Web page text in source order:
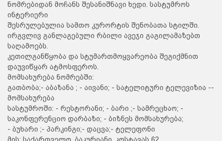
ნომრებიდან მოჩანს შესანიშნავი ხედი. სასტუმროს
ინტერიერი
შესრულებულია სამთო კურორტის შენობათა სტილში.
ირგვლივ განლაგებული რბილი ავეჯი გაგილამაზებთ
საღამოებს.
კეთილგანწყობა და სტუმართმოყვარეობა შეგიქმნით
დაუვიწყარ ატმოსფეროს.
მომსახურება ნომრებში:
გათბობა;- აბაზანა ; - აივანი; - სატელიტური ტელევიზია --
მომსახურება
სასტუმროში: - რესტორანი; - ბარი ;- სამრეცხაო; -
საკონფერენციო დარბაზი; - ბიზნეს მომსახურება;
- ბუხარი ;- პარკინგი;- დაცვა;- ტელეფონი